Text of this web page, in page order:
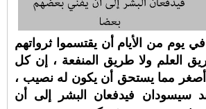
يوم من الأيام أن يقتسموا ثرواتهم
العلم ولا طريق المنفعة ، إن كل
مما يستحق أن يكون له نصيب ،
سيسودان فيدفعان البشر إلى أن